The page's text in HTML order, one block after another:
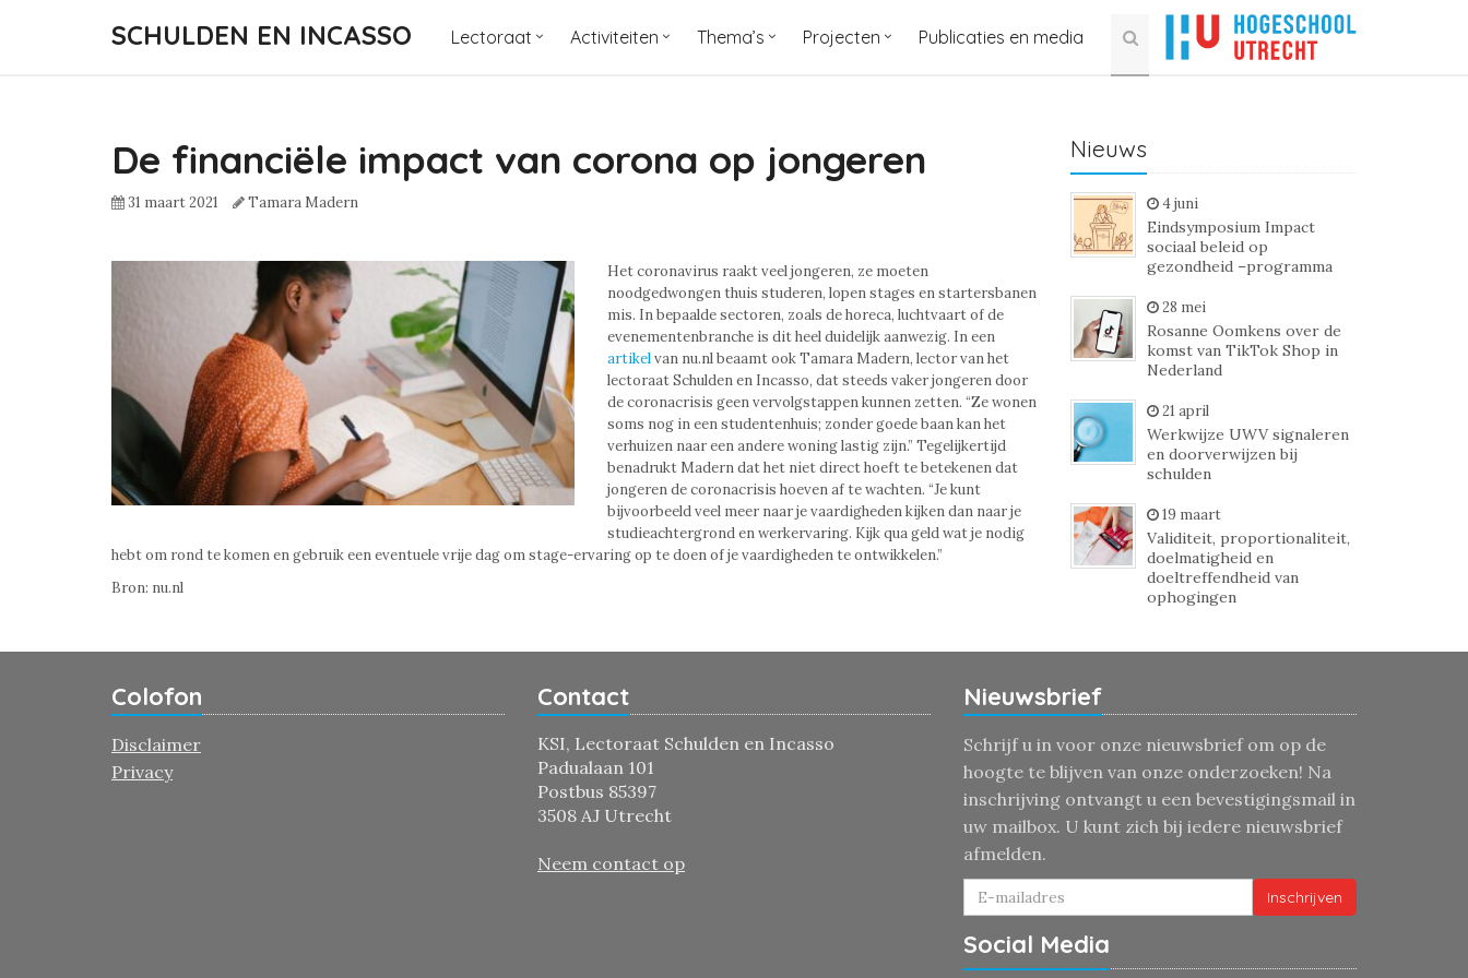
SCHULDEN EN INCASSO Lectoraat Activiteiten Thema’s Projecten Publicaties en media
De financiële impact van corona op jongeren
31 maart 2021 Tamara Madern
Het coronavirus raakt veel jongeren, ze moeten
noodgedwongen thuis studeren, lopen stages en startersbanen
mis. In bepaalde sectoren, zoals de horeca, luchtvaart of de
evenementenbranche is dit heel duidelijk aanwezig. In een
artikelvan nu.nl beaamt ook Tamara Madern, lector van het
lectoraat Schulden en Incasso, dat steeds vaker jongeren door
de coronacrisis geen vervolgstappen kunnen zetten. “Ze wonen
soms nog in een studentenhuis; zonder goede baan kan het
verhuizen naar een andere woning lastig zijn.” Tegelijkertijd
benadrukt Madern dat het niet direct hoeft te betekenen dat
jongeren de coronacrisis hoeven af te wachten. “Je kunt
bijvoorbeeld veel meer naar je vaardigheden kijken dan naar je
studieachtergrond en werkervaring. Kijk qua geld wat je nodig
hebt om rond te komen en gebruik een eventuele vrije dag om stage-ervaring op te doen of je vaardigheden te ontwikkelen.”
Bron: nu.nl
Nieuws
4 juni
Eindsymposium Impact
sociaal beleid op
gezondheid –programma
28 mei
Rosanne Oomkens over de
komst van TikTok Shop in
Nederland
21 april
Werkwijze UWV signaleren
en doorverwijzen bij
schulden
19 maart
Validiteit, proportionaliteit,
doelmatigheid en
doeltreffendheid van
ophogingen
Colofon
Disclaimer
Privacy
Contact
KSI, Lectoraat Schulden en Incasso
Padualaan 101
Postbus 85397
3508 AJ Utrecht
Neem contact op
Nieuwsbrief
Schrijf u in voor onze nieuwsbrief om op de
hoogte te blijven van onze onderzoeken! Na
inschrijving ontvangt u een bevestigingsmail in
uw mailbox. U kunt zich bij iedere nieuwsbrief
afmelden.
Inschrijven
Social Media